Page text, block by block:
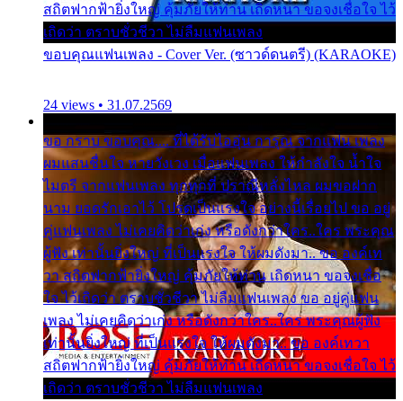
สถิตฟากฟ้ายิ่งใหญ่ คุ้มภัยให้ท่าน เถิดหนา ขอจงเชื่อใจ ไว้
เถิดว่า ตราบชั่วชีวา ไม่ลืมแฟนเพลง
ขอบคุณแฟนเพลง - Cover Ver. (ซาวด์ดนตรี) (KARAOKE)
24 views • 31.07.2569
ขอ กราบ ขอบคุณ.... ที่ได้รับไออุ่น การุณ จากแฟน เพลง
ผมแสนชื่นใจ หายวังเวง เมื่อแฟนเพลง ให้กำลังใจ น้ำใจ
ไมตรี จากแฟนเพลง ทุกทุกที่ ปราณีหลั่งไหล ผมขอฝาก
นาม ยอดรักเอาไว้ โปรดเป็นแรงใจ อย่างนี้เรื่อยไป ขอ อยู่
คู่แฟนเพลง ไม่เคยคิดว่าเก่ง หรือดังกว่าใคร..ใคร พระคุณ
ผู้ฟัง เท่านั้นยิ่งใหญ่ ที่เป็นแรงใจ ให้ผมดังมา.. ขอ องค์เท
วา สถิตฟากฟ้ายิ่งใหญ่ คุ้มภัยให้ท่าน เถิดหนา ขอจงเชื่อ
ใจ ไว้เถิดว่า ตราบชั่วชีวา ไม่ลืมแฟนเพลง ขอ อยู่คู่แฟน
เพลง ไม่เคยคิดว่าเก่ง หรือดังกว่าใคร..ใคร พระคุณผู้ฟัง
เท่านั้นยิ่งใหญ่ ที่เป็นแรงใจ ให้ผมดังมา.. ขอ องค์เทวา
สถิตฟากฟ้ายิ่งใหญ่ คุ้มภัยให้ท่าน เถิดหนา ขอจงเชื่อใจ ไว้
เถิดว่า ตราบชั่วชีวา ไม่ลืมแฟนเพลง